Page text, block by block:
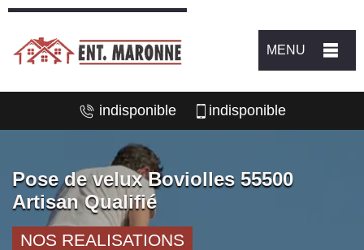
MENU
indisponible indisponible
Pose de velux Boviolles 55500
Artisan Qualifié
NOS REALISATIONS